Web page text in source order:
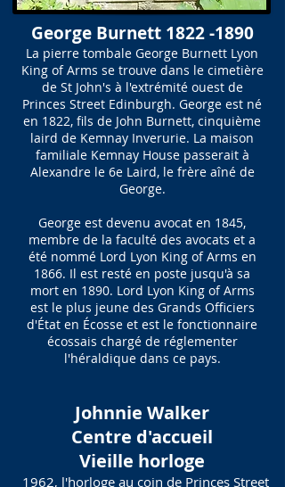
George Burnett 1822 -1890
La pierre tombale George Burnett Lyon
King of Arms se trouve dans le cimetière
de St John's à l'extrémité ouest de
Princes Street Edinburgh. George est né
en 1822, fils de John Burnett, cinquième
laird de Kemnay Inverurie. La maison
familiale Kemnay House passerait à
Alexandre le 6e Laird, le frère aîné de
George.
George est devenu avocat en 1845,
membre de la faculté des avocats et a
été nommé Lord Lyon King of Arms en
1866. Il est resté en poste jusqu'à sa
mort en 1890. Lord Lyon King of Arms
est le plus jeune des Grands Officiers
d'État en Écosse et est le fonctionnaire
écossais chargé de réglementer
l'héraldique dans ce pays.
Johnnie Walker
Centre d'accueil
Vieille horloge
1962, l'horloge au coin de Princes Street